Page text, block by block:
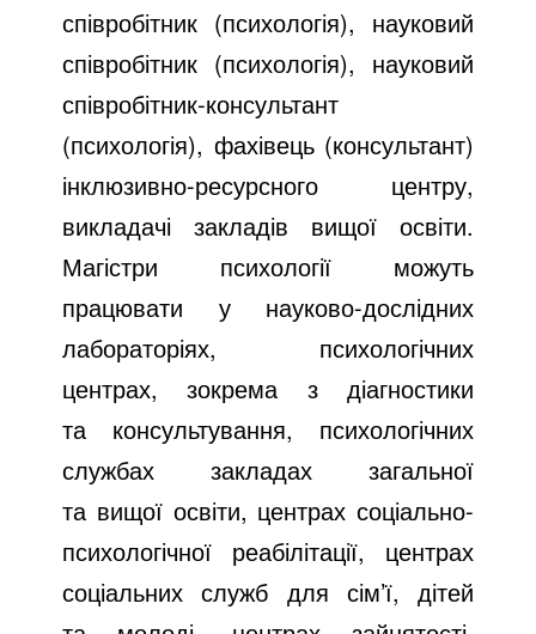
співробітник (психологія), науковий
співробітник (психологія), науковий
співробітник-консультант
(психологія), фахівець (консультант)
інклюзивно-ресурсного центру,
викладачі закладів вищої освіти.
Магістри психології можуть
працювати у науково-дослідних
лабораторіях, психологічних
центрах, зокрема з діагностики
та консультування, психологічних
службах закладах загальної
та вищої освіти, центрах соціально-
психологічної реабілітації, центрах
соціальних служб для сім’ї, дітей